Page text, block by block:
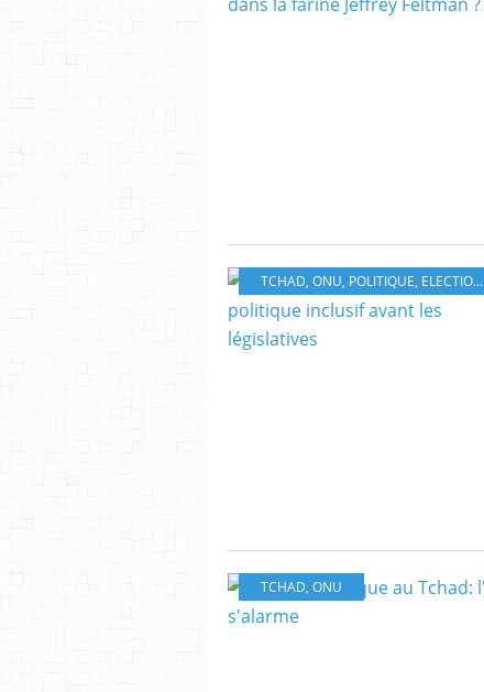
TCHAD, ONU, POLITIQUE, ELECTIONS
TCHAD, ONU